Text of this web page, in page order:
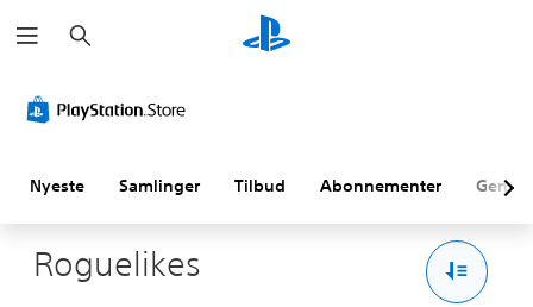
ø
g
Nyeste Samlinger Tilbud Abonnementer
Roguelikes